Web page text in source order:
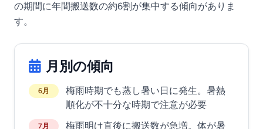
の期間に年間搬送数の約6割が集中する傾向がありま
す。
月別の傾向
6月
梅雨時期でも蒸し暑い日に発生。暑熱
順化が不十分な時期で注意が必要
7月 梅雨明け直後に搬送数が急増。体が暑